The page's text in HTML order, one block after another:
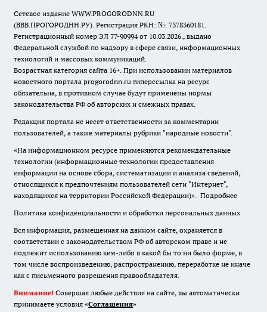
Сетевое издание WWW.PROGORODNN.RU
(ВВВ.ПРОГОРОДНН.РУ). Регистрация РКН: №: 7378360181.
Регистрационный номер ЭЛ 77-90994 от 10.03.2026., выдано
Федеральной службой по надзору в сфере связи, информационных
технологий и массовых коммуникаций.
Возрастная категория сайта 16+. При использовании материалов
новостного портала progorodnn.ru гиперссылка на ресурс
обязательна, в противном случае будут применены нормы
законодательства РФ об авторских и смежных правах.
Редакция портала не несет ответственности за комментарии
пользователей, а также материалы рубрики "народные новости".
«На информационном ресурсе применяются рекомендательные
технологии (информационные технологии предоставления
информации на основе сбора, систематизации и анализа сведений,
относящихся к предпочтениям пользователей сети "Интернет",
находящихся на территории Российской Федерации)». Подробнее
Политика конфиденциальности и обработки персональных данных
Вся информация, размещенная на данном сайте, охраняется в
соответствии с законодательством РФ об авторском праве и не
подлежит использованию кем-либо в какой бы то ни было форме, в
том числе воспроизведению, распространению, переработке не иначе
как с письменного разрешения правообладателя.
Внимание! Совершая любые действия на сайте, вы автоматически
принимаете условия «Cоглашения»